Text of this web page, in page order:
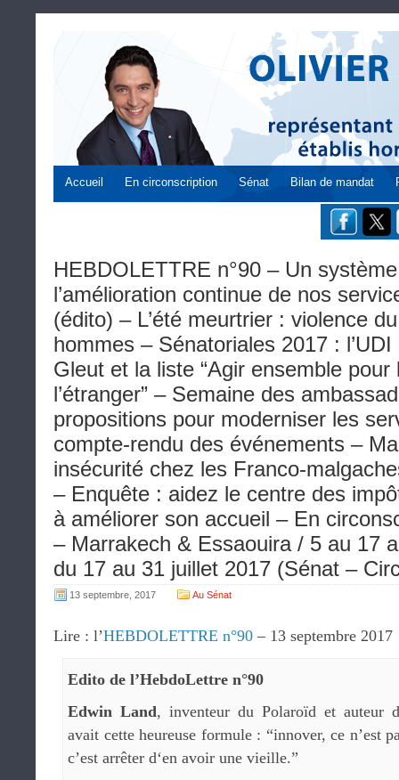
Accueil En circonscription Sénat Bilan de mandat
HEBDOLETTRE n°90 – Un
l’amélioration continue de nos
(édito) – L’été meurtrier : violence
hommes – Sénatoriales 2017 :
Gleut et la liste “Agir ensemble
l’étranger” – Semaine des
propositions pour moderniser les
compte-rendu des événements –
insécurité chez les Franco-
– Enquête : aidez le centre des
à améliorer son accueil – En
– Marrakech & Essaouira / 5 au 17
du 17 au 31 juillet 2017 (Sénat –
13 septembre, 2017 Au Sénat
Lire : l’HEBDOLETTRE n°90 – 13 septembre 2017
Edito de l’HebdoLettre n°90
Edwin Land, inventeur du Polaroïd et auteur
avait cette heureuse formule : “innover, ce n’est
c’est arrêter d‘en avoir une vieille.”